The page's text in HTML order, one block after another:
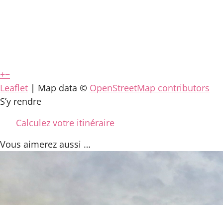
+−
Leaflet | Map data © OpenStreetMap contributors
S’y rendre
Calculez votre itinéraire
Vous aimerez aussi …